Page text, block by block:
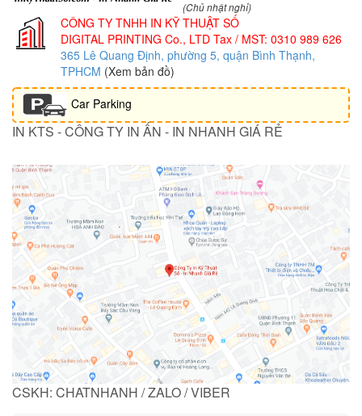
(Chủ nhật nghỉ)
CÔNG TY TNHH IN KỸ THUẬT SỐ
DIGITAL PRINTING Co., LTD Tax / MST: 0310 989 626
365 Lê Quang Định, phường 5, quận Bình Thạnh,
TPHCM (Xem bản đồ)
Car Parking
IN KTS - CÔNG TY IN ẤN - IN NHANH GIÁ RẺ
CSKH: CHATNHANH / ZALO / VIBER